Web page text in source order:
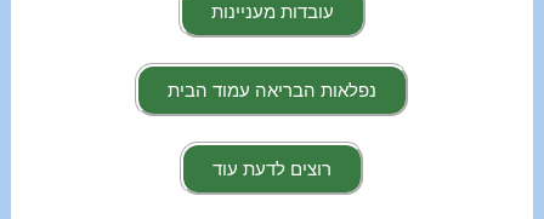
עובדות מעניינות
נפלאות הבריאה עמוד הבית
רוצים לדעת עוד